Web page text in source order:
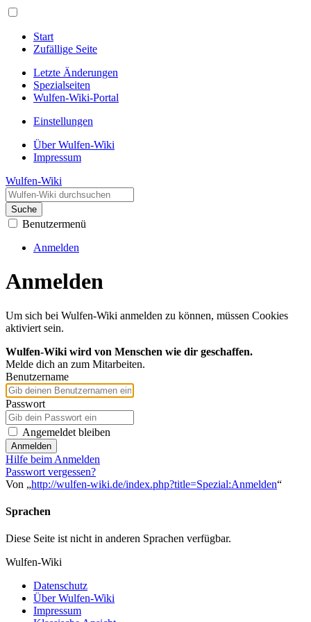
Start
Zufällige Seite
Letzte Änderungen
Spezialseiten
Wulfen-Wiki-Portal
Einstellungen
Über Wulfen-Wiki
Impressum
Wulfen-Wiki
Suche
Benutzermenü
Anmelden
Anmelden
Um sich bei Wulfen-Wiki anmelden zu können, müssen Cookies
aktiviert sein.
Wulfen-Wiki wird von Menschen wie dir geschaffen.
Melde dich an zum Mitarbeiten.
Benutzername
Passwort
Angemeldet bleiben
Anmelden
Hilfe beim Anmelden
Passwort vergessen?
Von „http://wulfen-wiki.de/index.php?title=Spezial:Anmelden“
Sprachen
Diese Seite ist nicht in anderen Sprachen verfügbar.
Wulfen-Wiki
Datenschutz
Über Wulfen-Wiki
Impressum